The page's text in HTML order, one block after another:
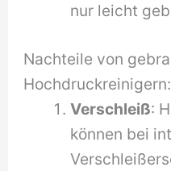
nur leicht
Nachteile von
Hochdruckreinigern:
Verschleiß:
können bei